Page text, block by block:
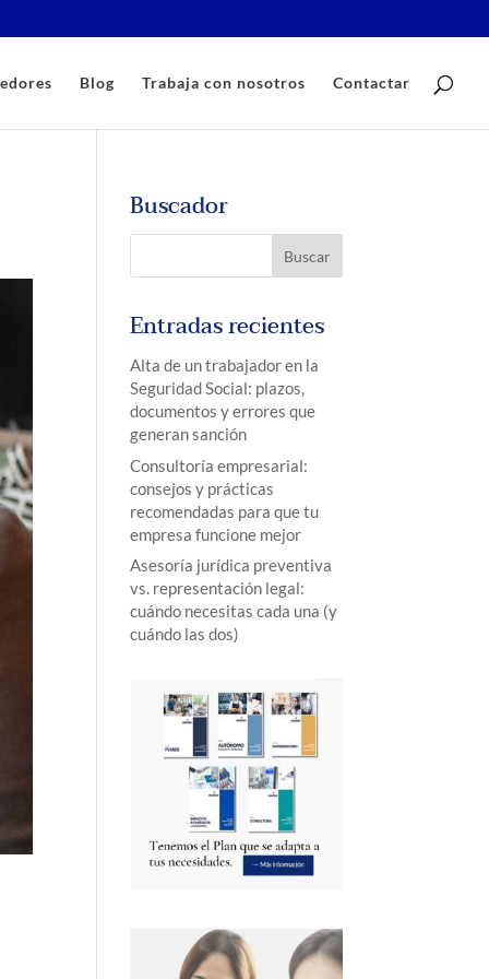
Blog Trabaja con nosotros Contactar
Buscador
Entradas recientes
Alta de un trabajador en la
Seguridad Social: plazos,
documentos y errores que
generan sanción
Consultoría empresarial:
consejos y prácticas
recomendadas para que tu
empresa funcione mejor
Asesoría jurídica preventiva
vs. representación legal:
cuándo necesitas cada una (y
cuándo las dos)